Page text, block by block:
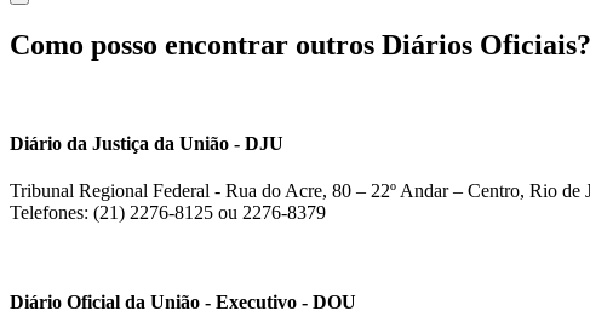
Como posso encontrar outros Diários Oficiais?
Diário da Justiça da União - DJU
Tribunal Regional Federal - Rua do Acre, 80 – 22º Andar – Centro, Rio de
Telefones: (21) 2276-8125 ou 2276-8379
Diário Oficial da União - Executivo - DOU